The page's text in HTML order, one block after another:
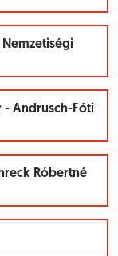
- Andrusch-Fóti
Róbertné